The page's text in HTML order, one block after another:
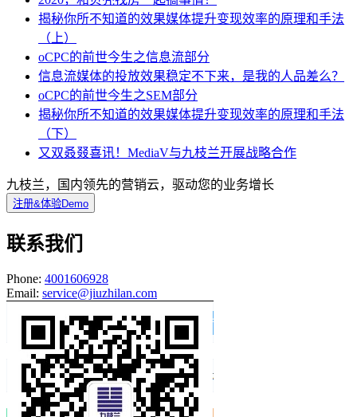
揭秘你所不知道的效果媒体提升变现效率的原理和手法
（上）
oCPC的前世今生之信息流部分
信息流媒体的投放效果稳定不下来，是我的人品差么？
oCPC的前世今生之SEM部分
揭秘你所不知道的效果媒体提升变现效率的原理和手法
（下）
又双叒叕喜讯！MediaV与九枝兰开展战略合作
九枝兰，国内领先的营销云，驱动您的业务增长
注册&体验Demo
联系我们
Phone: 4001606928
Email: service@jiuzhilan.com